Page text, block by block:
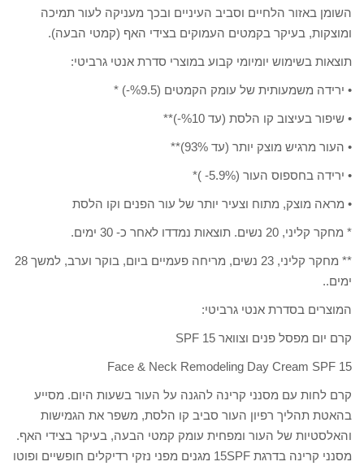
השומן באזור הלחיים וסביב העיניים ובכך מעניקה לעור תמיכה
ומוצקות, בעיקר בקמטים העמוקים בצידי האף (קמטי הבעה).
תוצאות בשימוש יומיומי קבוע במוצרי סדרת אנטי גרביטי:
• ירידה משמעותית של עומק הקמטים (%9.5-) *
• שיפור בעיצוב קו הלסת (עד %10-)**
• העור מרגיש מוצק יותר (עד 93%)**
• ירידה בחספוס העור (5.9%- )*
• מראה מוצק, מתוח וצעיר יותר של עור הפנים וקו הלסת
* מחקר קליני, 20 נשים. תוצאות נמדדו לאחר כ- 30 ימים.
** מחקר קליני, 23 נשים, מריחה פעמיים ביום, בוקר וערב, למשך 28
ימים..
המוצרים בסדרת אנטי גרביטי:
קרם יום מפסל פנים וצוואר 15 SPF
Face & Neck Remodeling Day Cream SPF 15
קרם לחות עם מסנני קרינה להגנה על העור בשעות היום. מסייע
בהאטת תהליך רפיון העור סביב קו הלסת, משפר את הגמישות
והאלסטיות של העור ומפחית עומק קמטי הבעה, בעיקר בצידי האף.
מסנני קרינה בדרגת 15SPF מגנים מפני נזקי רדיקלים חופשיים ופוטו